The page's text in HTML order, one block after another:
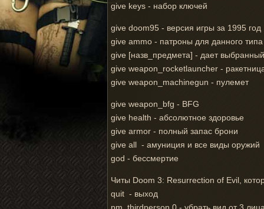
give keys - набор ключей
give doom95 - версия игры за 1995 год
give ammo - патроны для данного
give [назв_предмета] - дает
give weapon_rocketlauncher -
give weapon_machinegun - пулемет
give weapon_bfg - BFG
give health - абсолютное здоровье
give armor - полный запас брони
give all - амуниция и все виды оружий
god - бессмертие
Читы Doom 3: Resurrection of Evil,
quit - выход
pm_thirdperson 0 - убрать вид от 3